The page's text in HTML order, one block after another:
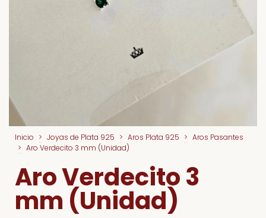
Inicio > Joyas de Plata 925 > Aros Plata 925 > Aros Pasantes
> Aro Verdecito 3 mm (Unidad)
Aro Verdecito 3
mm (Unidad)